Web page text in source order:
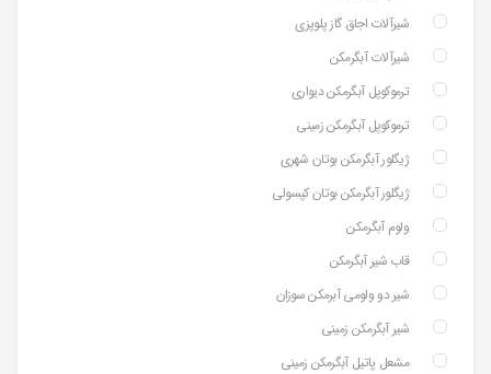
شیرآلات اجاق گاز پلوپزی
شیرآلات آبگرمکن
ترموکوپل آبگرمکن دیواری
ترموکوپل آبگرمکن زمینی
ژیگلور آبگرمکن بوتان شهری
ژیگلور آبگرمکن بوتان کپسولی
ولوم آبگرمکن
قاب شیر آبگرمکن
شیر دو ولومی آبرمکن سوزان
شیر آبگرمکن زمینی
مشعل پاتیل آبگرمکن زمینی